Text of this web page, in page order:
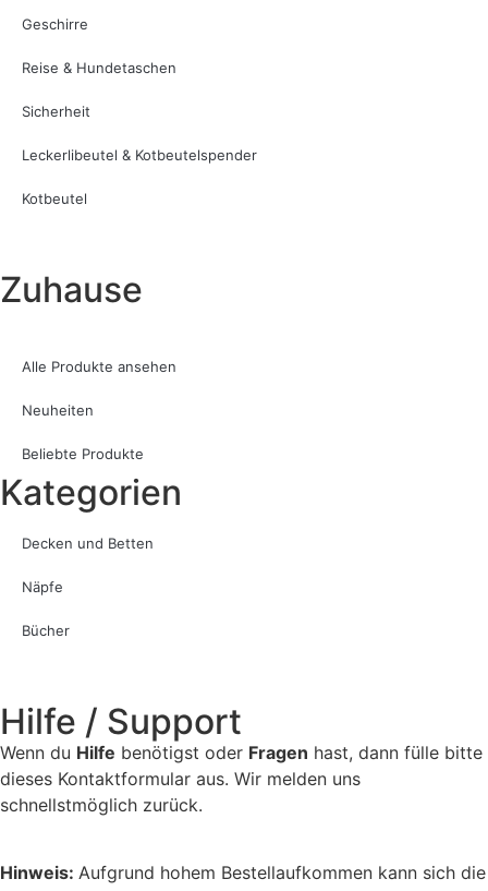
Geschirre
Reise & Hundetaschen
Sicherheit
Leckerlibeutel & Kotbeutelspender
Kotbeutel
Zuhause
Alle Produkte ansehen
Neuheiten
Beliebte Produkte
Kategorien
Decken und Betten
Näpfe
Bücher
Hilfe / Support
Wenn du Hilfe benötigst oder Fragen hast, dann fülle bitte
dieses Kontaktformular aus. Wir melden uns
schnellstmöglich zurück.
Hinweis: Aufgrund hohem Bestellaufkommen kann sich die